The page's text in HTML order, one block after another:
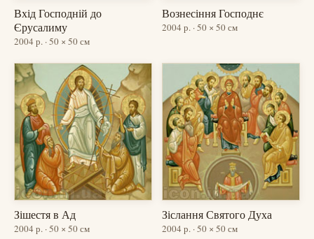
Вхід Господній до
Єрусалиму
2004 р. · 50 × 50 см
Вознесіння Господнє
2004 р. · 50 × 50 см
Зішестя в Ад
2004 р. · 50 × 50 см
Зіслання Святого Духа
2004 р. · 50 × 50 см